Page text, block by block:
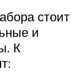
стоит
и
К